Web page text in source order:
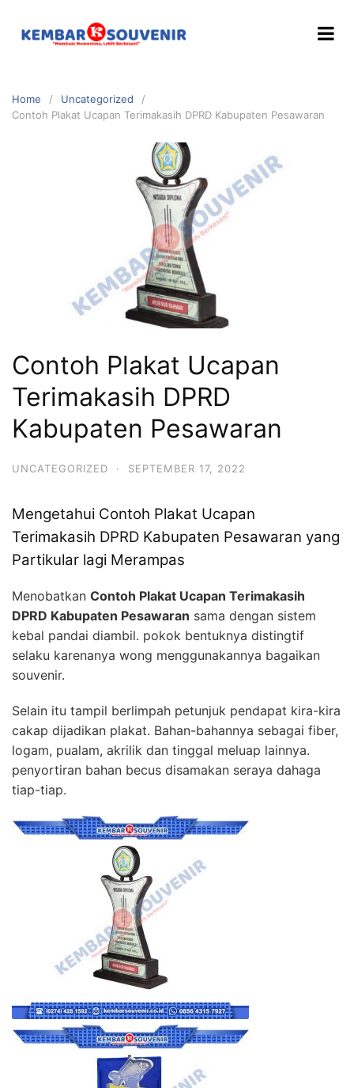
Home
Uncategorized
Contoh Plakat Ucapan Terimakasih DPRD Kabupaten Pesawaran
Contoh Plakat Ucapan
Terimakasih DPRD
Kabupaten Pesawaran
UNCATEGORIZED · SEPTEMBER 17, 2022
Mengetahui Contoh Plakat Ucapan
Terimakasih DPRD Kabupaten Pesawaran yang
Partikular lagi Merampas
Menobatkan Contoh Plakat Ucapan Terimakasih
DPRD Kabupaten Pesawaran sama dengan sistem
kebal pandai diambil. pokok bentuknya distingtif
selaku karenanya wong menggunakannya bagaikan
souvenir.
Selain itu tampil berlimpah petunjuk pendapat kira-kira
cakap dijadikan plakat. Bahan-bahannya sebagai fiber,
logam, pualam, akrilik dan tinggal meluap lainnya.
penyortiran bahan becus disamakan seraya dahaga
tiap-tiap.